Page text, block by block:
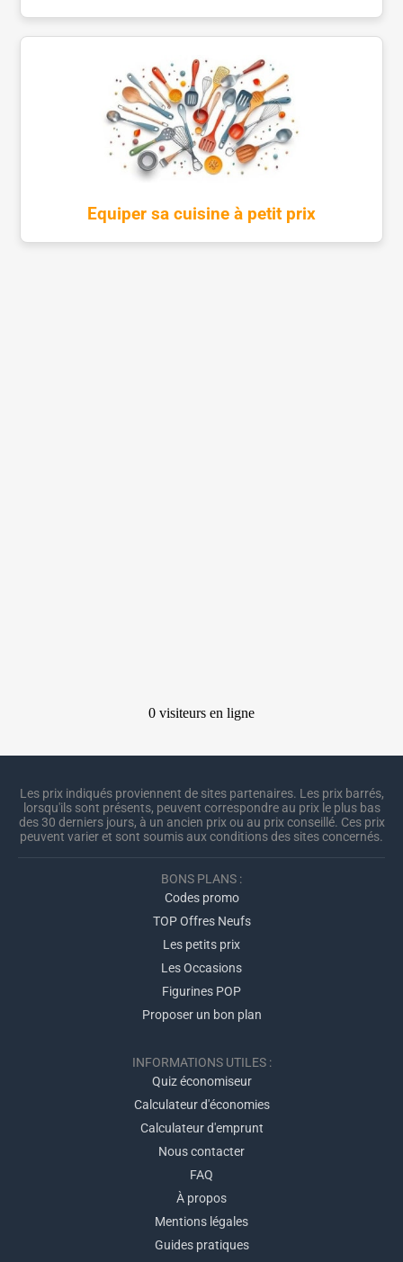
Equiper sa cuisine à petit prix
Les prix indiqués proviennent de sites partenaires. Les prix barrés,
lorsqu'ils sont présents, peuvent correspondre au prix le plus bas
des 30 derniers jours, à un ancien prix ou au prix conseillé. Ces prix
peuvent varier et sont soumis aux conditions des sites concernés.
BONS PLANS :
Codes promo
TOP Offres Neufs
Les petits prix
Les Occasions
Figurines POP
Proposer un bon plan
INFORMATIONS UTILES :
Quiz économiseur
Calculateur d'économies
Calculateur d'emprunt
Nous contacter
FAQ
À propos
Mentions légales
Guides pratiques